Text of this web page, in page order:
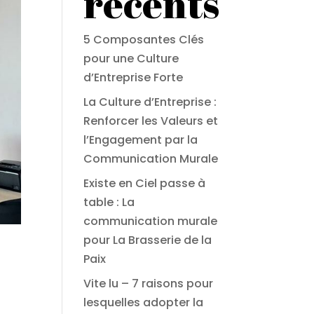
5 Composantes Clés
pour une Culture
d’Entreprise Forte
La Culture d’Entreprise :
Renforcer les Valeurs et
l’Engagement par la
Communication Murale
Existe en Ciel passe à
table : La
communication murale
pour La Brasserie de la
Paix
Vite lu – 7 raisons pour
lesquelles adopter la